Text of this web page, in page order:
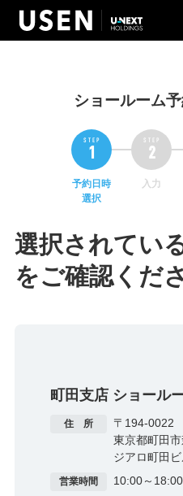
ショールーム
予約日時
選択
入力
選択されてい
をご確認くだ
町田支店 ショール
住 所
〒194-0022
東京都町田
ジアロ町田
営業時間 10:00～18:00